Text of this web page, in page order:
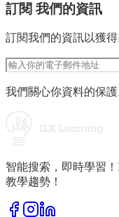
訂閱 我們的資訊
訂閱我們的資訊以獲
我們關心你資料的保
智能搜索，即時學習
教學趨勢！